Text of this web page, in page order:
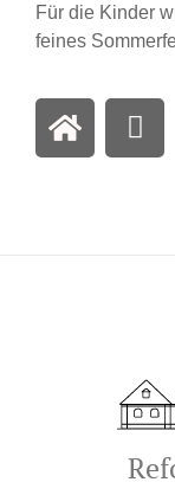
Für die Kinder
feines